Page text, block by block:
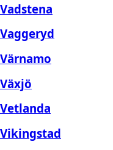
Vadstena
Vaggeryd
Värnamo
Växjö
Vetlanda
Vikingstad